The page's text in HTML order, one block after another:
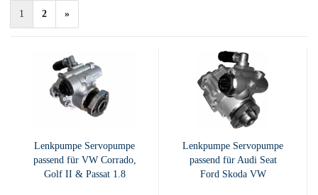
1 2 »
Lenkpumpe Servopumpe
passend für VW Corrado,
Golf II & Passat 1.8
Lenkpumpe Servopumpe
passend für Audi Seat
Ford Skoda VW